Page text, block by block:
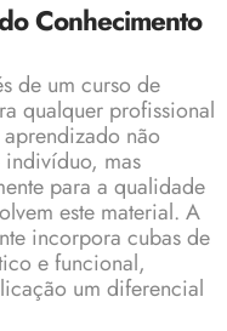
Conhecimento
de um curso de
qualquer profissional
não
mas
para a qualidade
este material. A
incorpora cubas de
e funcional,
um diferencial